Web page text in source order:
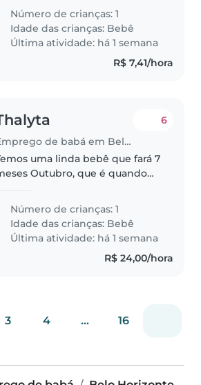
auxilie em tarefas leves da casa e
fale português. Entre em contato
para combinarmos um..
Número de crianças: 1
Idade das crianças: Bebê
Última atividade: há 1 semana
R$ 7,41/hora
Emprego de babá em Belo Horizonte
6
uma linda bebê que fará 7
Outubro, que é quando
Precisamos de alguém que ame
bebês, seja paciente, alegre,
amorosa, pois estará com o nosso
maior..
Número de crianças: 1
Idade das crianças: Bebê
Última atividade: há 1 semana
R$ 24,00/hora
3 4 ... 16